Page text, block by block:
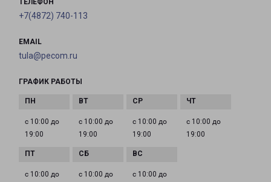
ТЕЛЕФОН
+7(4872) 740-113
EMAIL
tula@pecom.ru
ГРАФИК РАБОТЫ
с 10:00 до
19:00
с 10:00 до
19:00
с 10:00 до
19:00
с 10:00 до
19:00
с 10:00 до
с 10:00 до
с 10:00 до